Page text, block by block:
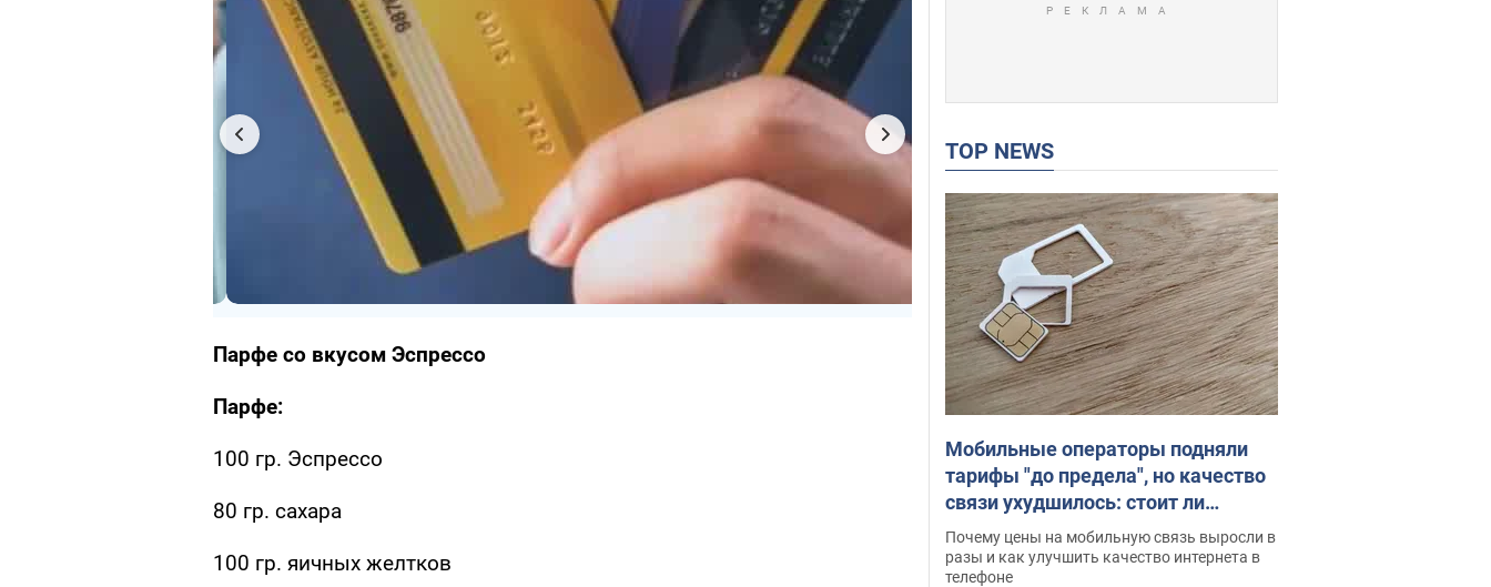
Парфе со вкусом Эспрессо
Парфе:
100 гр. Эспрессо
80 гр. сахара
100 гр. яичных желтков
TOP NEWS
Мобильные операторы подняли
тарифы "до предела", но качество
связи ухудшилось: стоит ли
жаловаться на цены
Почему цены на мобильную связь выросли в
разы и как улучшить качество интернета в
телефоне